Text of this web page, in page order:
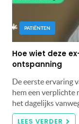
PATIËNTEN
Hoe wiet deze
ontspanning
De eerste ervaring
hem een ​​verplichte
het dagelijks
LEES VERDER